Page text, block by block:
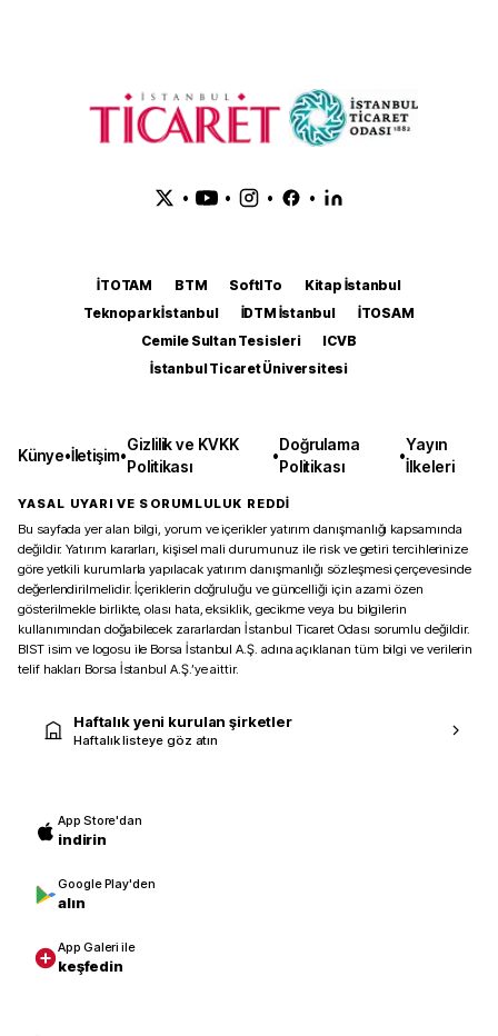
• • • •
İTOTAM BTM SoftITo
Kitap İstanbul
Teknopark İstanbul
İDTM İstanbul
İTOSAM
Cemile Sultan Tesisleri
ICVB
İstanbul Ticaret Üniversitesi
Künye•İletişim•
Gizlilik ve KVKK
Politikası
•
Doğrulama
Politikası
•
Yayın
İlkeleri
YASAL UYARI VE SORUMLULUK REDDİ
Bu sayfada yer alan bilgi, yorum ve içerikler yatırım danışmanlığı kapsamında
değildir. Yatırım kararları, kişisel mali durumunuz ile risk ve getiri tercihlerinize
göre yetkili kurumlarla yapılacak yatırım danışmanlığı sözleşmesi çerçevesinde
değerlendirilmelidir. İçeriklerin doğruluğu ve güncelliği için azami özen
gösterilmekle birlikte, olası hata, eksiklik, gecikme veya bu bilgilerin
kullanımından doğabilecek zararlardan İstanbul Ticaret Odası sorumlu değildir.
BIST isim ve logosu ile Borsa İstanbul A.Ş. adına açıklanan tüm bilgi ve verilerin
telif hakları Borsa İstanbul A.Ş.’ye aittir.
Haftalık yeni kurulan şirketler
Haftalık listeye göz atın
App Store'dan
indirin
Google Play'den
alın
App Galeri ile
keşfedin